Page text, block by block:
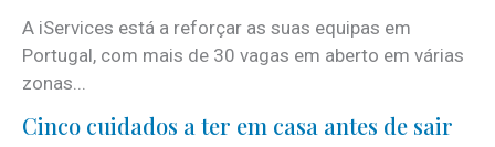
A iServices está a reforçar as suas equipas em
Portugal, com mais de 30 vagas em aberto em várias
zonas...
Cinco cuidados a ter em casa antes de sair